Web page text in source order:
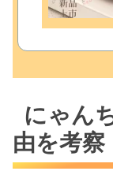
にゃん
由を考察